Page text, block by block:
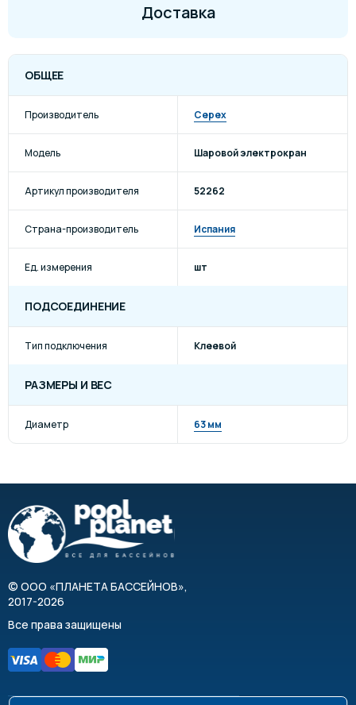
Доставка
ОБЩЕЕ
Производитель Cepex
Модель Шаровой электрокран
Артикул производителя 52262
Страна-производитель Испания
Ед. измерения шт
ПОДСОЕДИНЕНИЕ
Тип подключения Клеевой
РАЗМЕРЫ И ВЕС
Диаметр 63 мм
© ООО «ПЛАНЕТА БАССЕЙНОВ»,
2017-2026
Все права защищены